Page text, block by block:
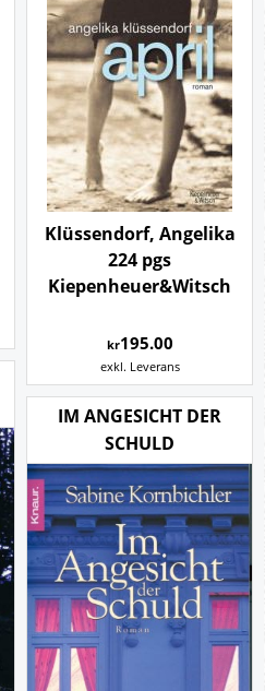
Klüssendorf, Angelika
224 pgs
Kiepenheuer&Witsch
kr195.00
exkl. Leverans
IM ANGESICHT DER
SCHULD